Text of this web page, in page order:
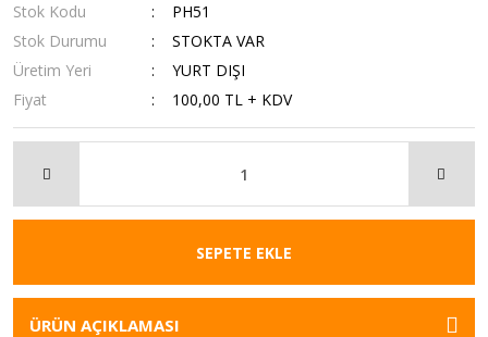
Stok Kodu
PH51
Stok Durumu
STOKTA VAR
Üretim Yeri
YURT DIŞI
Fiyat
100,00 TL + KDV
SEPETE EKLE
ÜRÜN AÇIKLAMASI